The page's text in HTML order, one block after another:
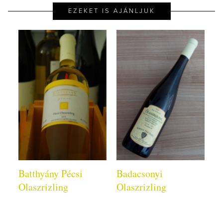
EZEKET IS AJÁNLJUK
Batthyány Pécsi
Olaszrizling
Badacsonyi
Olaszrizling